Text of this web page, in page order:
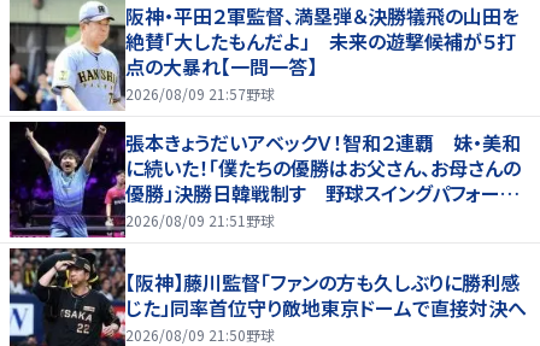
阪神・平田２軍監督、満塁弾＆決勝犠飛の山田を
絶賛「大したもんだよ」 未来の遊撃候補が５打
点の大暴れ【一問一答】
2026/08/09 21:57野球
張本きょうだいアベックＶ！智和２連覇 妹・美和
に続いた！「僕たちの優勝はお父さん、お母さんの
優勝」決勝日韓戦制す 野球スイングパフォーマ
ンスで歓喜爆発 本音もちらり「妹が先に決めて
2026/08/09 21:51 野球
【阪神】藤川監督「ファンの方も久しぶりに勝利感
じた」同率首位守り敵地東京ドームで直接対決へ
2026/08/09 21:50野球